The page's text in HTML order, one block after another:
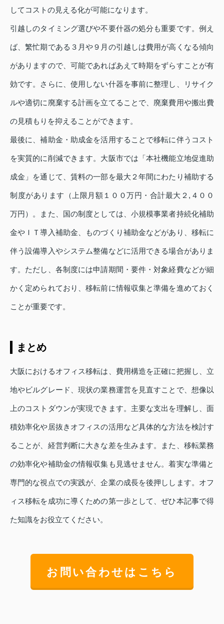
してコストの見える化が可能になります。
引越しのタイミング選びや不要什器の処分も重要です。例え
ば、繁忙期である３月や９月の引越しは費用が高くなる傾向
がありますので、可能であればあえて時期をずらすことが有
効です。さらに、使用しない什器を事前に整理し、リサイク
ルや適切に廃棄する計画を立てることで、廃棄費用や搬出費
の見積もりを抑えることができます。
最後に、補助金・助成金を活用することで移転に伴うコスト
を実質的に削減できます。大阪市では「本社機能立地促進助
成金」を通じて、賃料の一部を最大２年間にわたり補助する
制度があります（上限月額１００万円・合計最大２,４００
万円）。また、国の制度としては、小規模事業者持続化補助
金やＩＴ導入補助金、ものづくり補助金などがあり、移転に
伴う設備導入やシステム整備などに活用できる場合がありま
す。ただし、各制度には申請期間・要件・対象経費などが細
かく定められており、移転前に情報収集と準備を進めておく
ことが重要です。
まとめ
大阪におけるオフィス移転は、費用構造を正確に把握し、立
地やビルグレード、現状の業務運営を見直すことで、想像以
上のコストダウンが実現できます。主要な支出を理解し、面
積効率化や居抜きオフィスの活用など具体的な方法を検討す
ることが、経営判断に大きな差を生みます。また、移転業務
の効率化や補助金の情報収集も見逃せません。着実な準備と
専門的な視点での実践が、企業の成長を後押しします。オフ
ィス移転を成功に導くための第一歩として、ぜひ本記事で得
た知識をお役立てください。
お問い合わせはこちら